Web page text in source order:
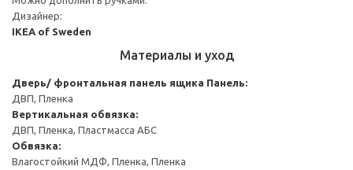
Дизайнер:
IKEA of Sweden
Материалы и уход
Дверь/ фронтальная панель ящика Панель:
ДВП, Пленка
Вертикальная обвязка:
ДВП, Пленка, Пластмасса АБС
Обвязка:
Влагостойкий МДФ, Пленка, Пленка